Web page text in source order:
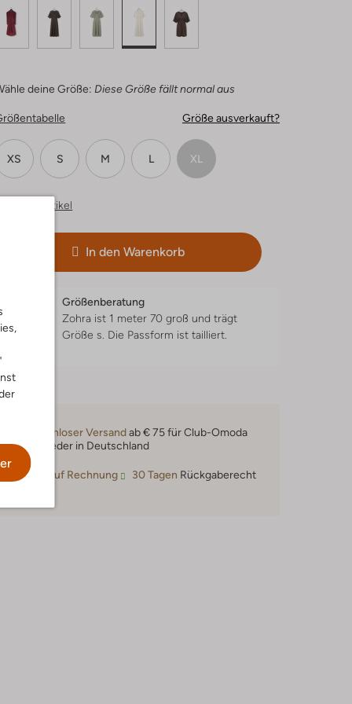
deine Größe: Diese Größe fällt normal aus
Größe ausverkauft?
XS S M L XL
Ähnliche Artikel
In den Warenkorb
Größenberatung
Zohra ist 1 meter 70 groß und trägt
Größe s. Die Passform isttailliert.
Kostenloser Versandab € 75 für Club-Omoda
Mitglieder in Deutschland
Kauf auf Rechnung 30 Tagen Rückgaberecht